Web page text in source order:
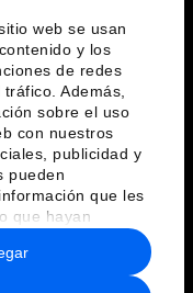
web se usan
y los
de redes
Además,
sobre el uso
con nuestros
publicidad y
pueden
que les
que hayan
uso que haya
de uso